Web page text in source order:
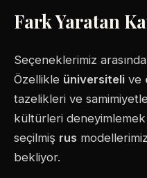
Fark Yaratan
Seçeneklerimiz
Özellikle üniversiteli ve
tazelikleri ve
kültürleri
seçilmiş rus
bekliyor.